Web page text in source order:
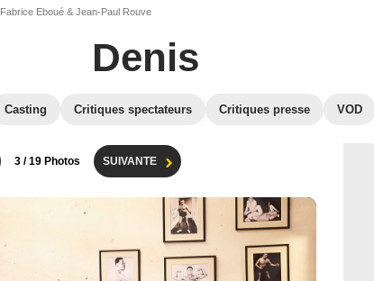
Fabrice Eboué & Jean-Paul Rouve
Denis
Casting Critiques spectateurs Critiques presse VOD
3 / 19 Photos SUIVANTE